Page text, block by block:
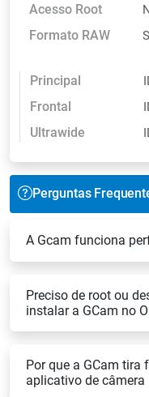
Acesso Root
Formato RAW
Principal
Frontal
Ultrawide
Perguntas
A Gcam funciona
Preciso de root ou
instalar a GCam no
Por que a GCam tira
aplicativo de câmera